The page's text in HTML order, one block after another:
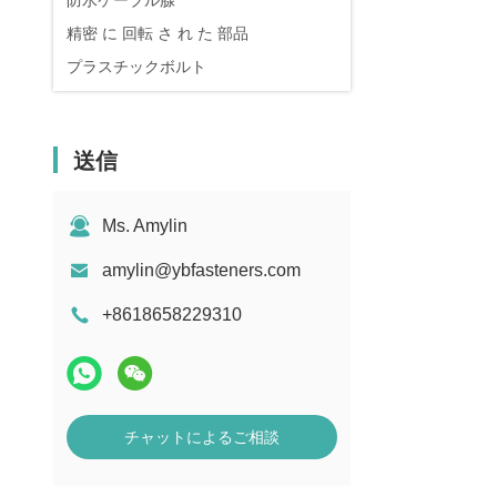
精密 に 回転 さ れ た 部品
プラスチックボルト
送信
Ms. Amylin
amylin@ybfasteners.com
+8618658229310
チャットによるご相談